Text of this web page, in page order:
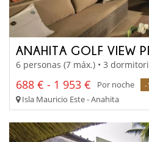
6 personas (7 máx.) • 3
688 € - 1 953 € Por noche -
Isla Mauricio Este - Anahita